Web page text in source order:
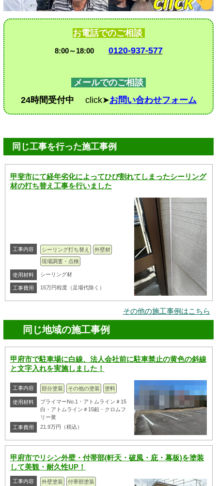
お電話でのご相談
8:00～18:00 0120-937-577
メールでのご相談
24時間受付中 click➤お問い合わせフォーム
同じ工事を行った施工事例
甲斐市にて経年劣化によってひび割れてしまったシーリング
材の打ち替え工事を行いました
工事内容 シーリング打ち替え
外壁材
現場調査・点検
使用材料 シーリング材
工事費用 15万円程度（足場代除く）
その他の施工事例はこちら
同じ地域の施工事例
甲府市で駐車場に白線、法人会社前に駐車禁止の黄色の斜線
と文字入れを実施しました！
工事内容 部分塗装 その他の塗装 塗料
使用材料
プライマーNo.1・アトムライン＃15
白・アトムライン＃15鉛・クロムフ
リー黄
工事費用
21.9万円（税込）
甲府市でリシン外壁・付帯部(軒天・破風・庇・幕板)を塗装
して美観・耐久性UP！
工事内容 外壁塗装 付帯部塗装